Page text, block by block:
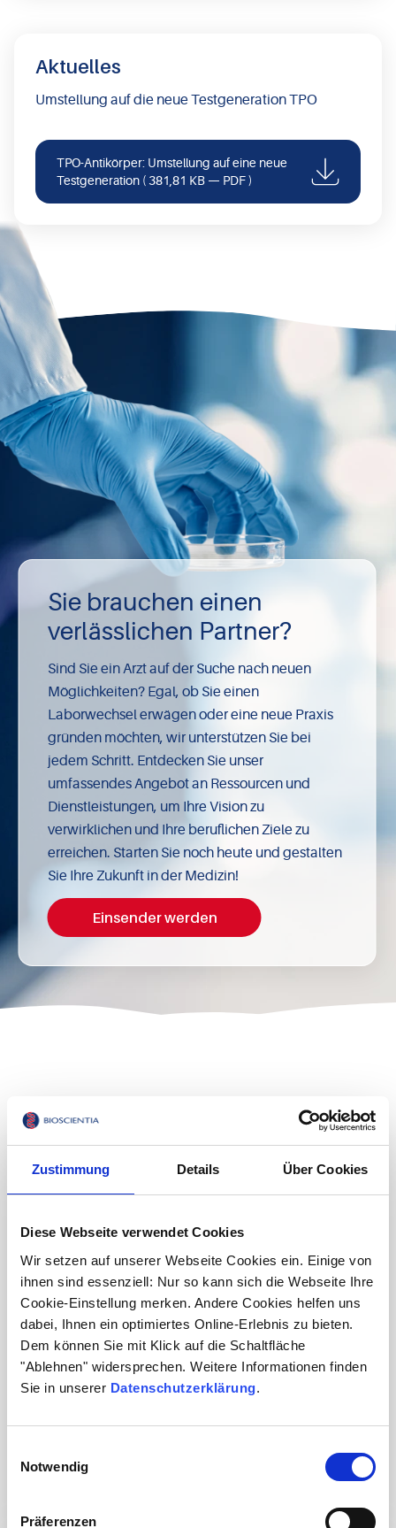
Zustimmung Details Über Cookies
Diese Webseite verwendet Cookies
Wir setzen auf unserer Webseite Cookies ein. Einige von
ihnen sind essenziell: Nur so kann sich die Webseite Ihre
Cookie-Einstellung merken. Andere Cookies helfen uns
dabei, Ihnen ein optimiertes Online-Erlebnis zu bieten.
Dem können Sie mit Klick auf die Schaltfläche
"Ablehnen" widersprechen. Weitere Informationen finden
Sie in unserer Datenschutzerklärung.
Notwendig
Präferenzen
Aktuelles
Umstellung auf die neue Testgeneration TPO
TPO-Antikörper: Umstellung auf eine neue
Testgeneration ( 381,81 KB — PDF )
Sie brauchen einen
verlässlichen Partner?
Sind Sie ein Arzt auf der Suche nach neuen
Möglichkeiten? Egal, ob Sie einen
Laborwechsel erwägen oder eine neue Praxis
gründen möchten, wir unterstützen Sie bei
jedem Schritt. Entdecken Sie unser
umfassendes Angebot an Ressourcen und
Dienstleistungen, um Ihre Vision zu
verwirklichen und Ihre beruflichen Ziele zu
erreichen. Starten Sie noch heute und gestalten
Sie Ihre Zukunft in der Medizin!
Einsender werden
Die nächsten Veranstaltungen
12
Aug
Ernährung und Darmmikrobiom:
Zusammenhänge verstehen, gezielt